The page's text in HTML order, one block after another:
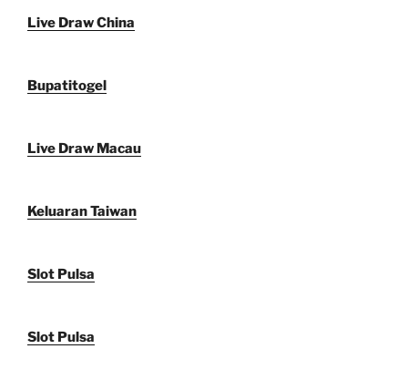
Live Draw China
Bupatitogel
Live Draw Macau
Keluaran Taiwan
Slot Pulsa
Slot Pulsa